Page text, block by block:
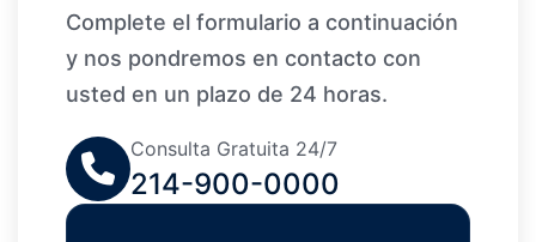
Complete el formulario a continuación
y nos pondremos en contacto con
usted en un plazo de 24 horas.
Consulta Gratuita 24/7
214-900-0000